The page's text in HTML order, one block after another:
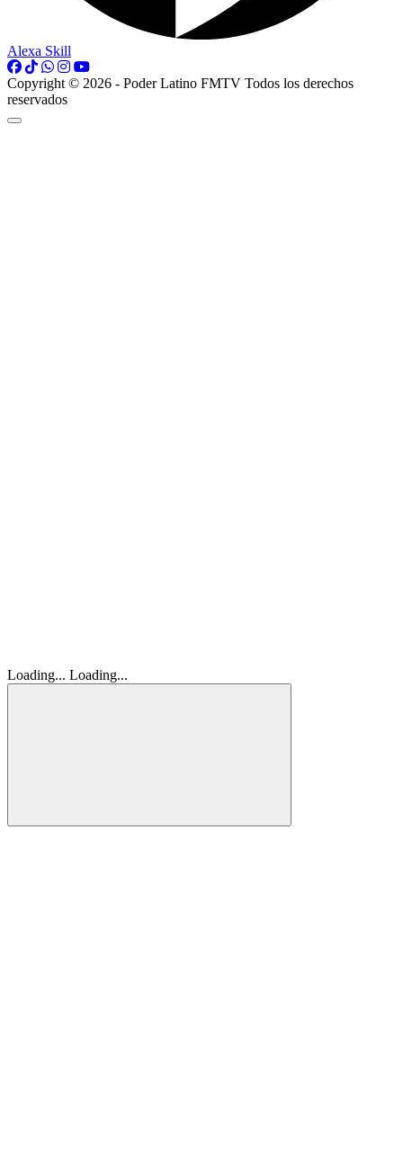
Alexa Skill
Copyright © 2026 - Poder Latino FMTV Todos los derechos
reservados
Loading... Loading...